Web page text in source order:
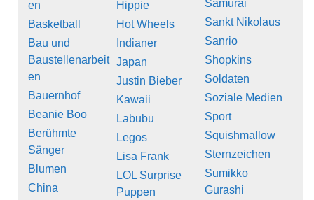
en
Basketball
Bau und
Baustellenarbeit
en
Bauernhof
Beanie Boo
Berühmte
Sänger
Blumen
China
Hippie
Hot Wheels
Indianer
Japan
Justin Bieber
Kawaii
Labubu
Legos
Lisa Frank
LOL Surprise
Puppen
Samurai
Sankt Nikolaus
Sanrio
Shopkins
Soldaten
Soziale Medien
Sport
Squishmallow
Sternzeichen
Sumikko
Gurashi